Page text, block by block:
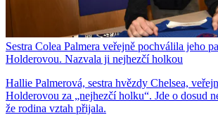
Sestra Colea Palmera veřejně pochválila jeho
Holderovou. Nazvala ji nejhezčí holkou
Hallie Palmerová, sestra hvězdy Chelsea,
Holderovou za „nejhezčí holku“. Jde o dosud
že rodina vztah přijala.